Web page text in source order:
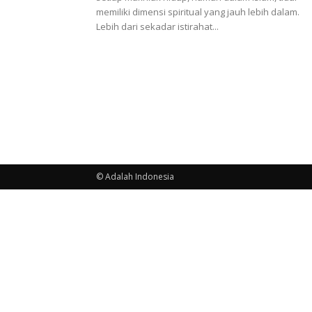
memiliki dimensi spiritual yang jauh lebih dalam.
Lebih dari sekadar istirahat...
© Adalah Indonesia